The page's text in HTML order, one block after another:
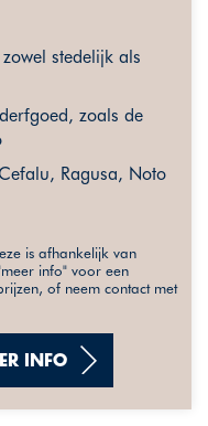
stedelijk als
zoals de
Ragusa, Noto
is afhankelijk van
info" voor een
of neem contact met
INFO